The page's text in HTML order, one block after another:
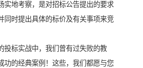
实地考察，是对招标公告提出的要求
同时提出具体的标价及有关事项来竞
投标实战中，我们曾有过失败的教
功的经典案例！这些，我们都愿与您